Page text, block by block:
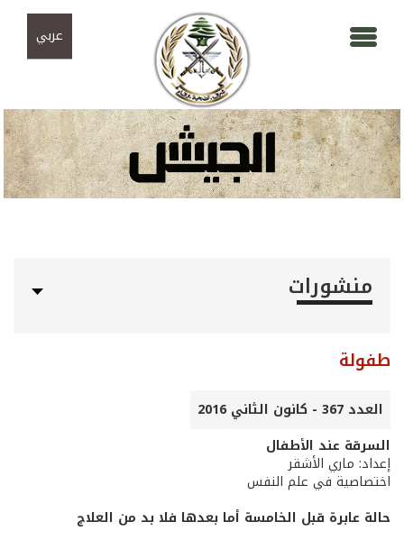
عربي
منشورات
طفولة
العدد 367 - كانون الثاني 2016
السرقة عند الأطفال
إعداد: ماري الأشقر
اختصاصية في علم النفس
حالة عابرة قبل الخامسة أما بعدها فلا بد من العلاج